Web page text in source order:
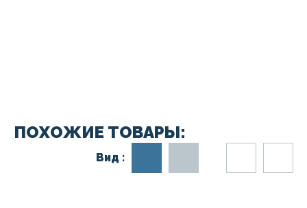
ПОХОЖИЕ ТОВАРЫ:
Вид :